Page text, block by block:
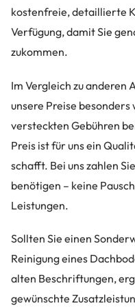
kostenfreie, detaillierte
Verfügung, damit Sie
zukommen.
Im Vergleich zu anderen
unsere Preise
versteckten Gebühren
Preis ist für uns ein
schafft. Bei uns zahlen
benötigen – keine
Leistungen.
Sollten Sie einen
Reinigung eines
alten Beschriftungen,
gewünschte